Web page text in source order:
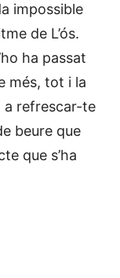
impossible
de L’ós.
ha passat
més, tot i la
a refrescar-te
beure que
que s’ha